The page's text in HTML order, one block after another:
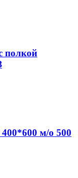
полкой
м/о 500